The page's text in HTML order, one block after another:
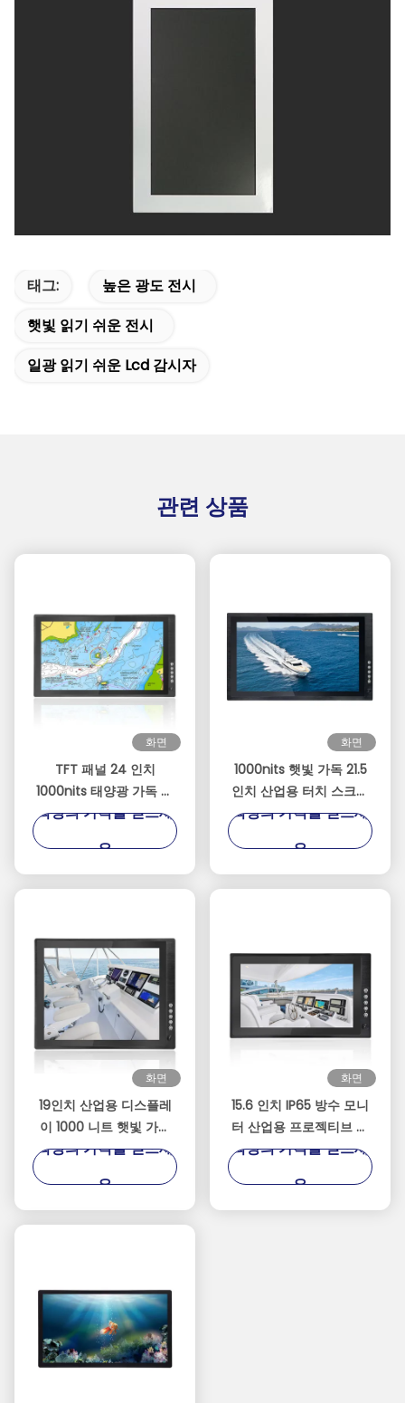
태그:
높은 광도 전시
햇빛 읽기 쉬운 전시
일광 읽기 쉬운 Lcd 감시자
관련 상품
화면
TFT 패널 24 인치
1000nits 태양광 가독 가
능한 터치 모니터 낚시 보
트 유람선 및 요트 유람 항
최상의 가격을 얻으세
요
화면
1000nits 햇빛 가독 21.5
인치 산업용 터치 스크린
모니터 (광학 접합 및 고
최상의 가격을 얻으세
요
화면
19인치 산업용 디스플레
이 1000 니트 햇빛 가독
터치 스크린 모니터, 광 센
최상의 가격을 얻으세
요
화면
15.6 인치 IP65 방수 모니
터 산업용 프로젝티브 터
치 스크린 광 결합 LCD
1000 닛 디스플레이 반등
최상의 가격을 얻으세
요